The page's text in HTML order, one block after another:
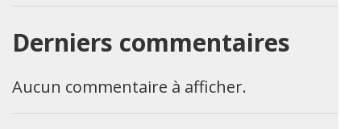
Derniers commentaires
Aucun commentaire à afficher.